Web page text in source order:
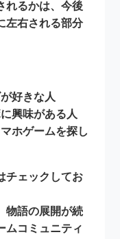
れるかは、今後
左右される部分
好きな人
興味がある人
ホゲームを探し
チェックしてお
物語の展開が続
ムコミュニティ